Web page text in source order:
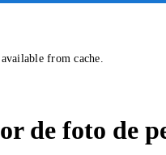
from cache.
de foto de